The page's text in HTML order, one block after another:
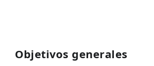
Objetivos generales